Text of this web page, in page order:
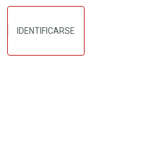
IDENTIFICARSE